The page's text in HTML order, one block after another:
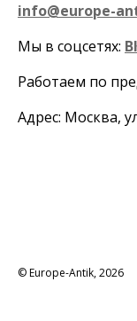
info@europe-
Мы в соцсетях:
Работаем по
Адрес: Москва,
© Europe-Antik, 2026